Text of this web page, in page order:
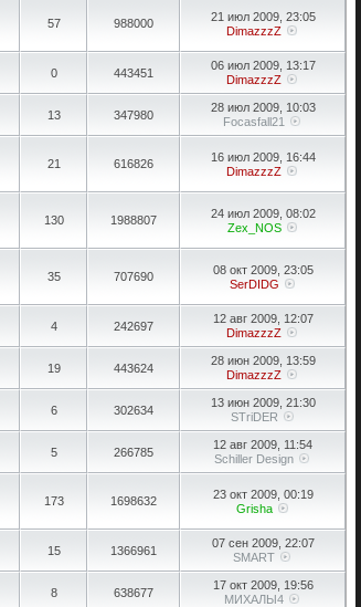
57 988000
21 июл 2009, 23:05
DimazzzZ
0 443451
06 июл 2009, 13:17
DimazzzZ
13 347980
28 июл 2009, 10:03
Focasfall21
21 616826
16 июл 2009, 16:44
DimazzzZ
130 1988807
24 июл 2009, 08:02
Zex_NOS
35 707690
08 окт 2009, 23:05
SerDIDG
4 242697
12 авг 2009, 12:07
DimazzzZ
19 443624
28 июн 2009, 13:59
DimazzzZ
6 302634
13 июн 2009, 21:30
STriDER
5 266785
12 авг 2009, 11:54
Schiller Design
173 1698632
23 окт 2009, 00:19
Grisha
15 1366961
07 сен 2009, 22:07
SMART
8 638677
17 окт 2009, 19:56
МИХАЛЫ4